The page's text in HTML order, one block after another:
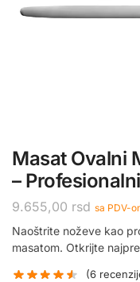
Masat Ovalni
–
9.655,00 rsd sa PDV-
Naoštrite noževe kao
masatom. Otkrijte
(6